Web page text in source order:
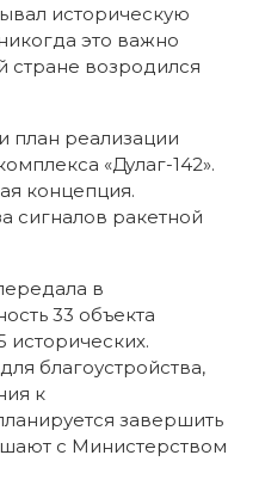
историческую
это важно
стране возродился
план реализации
«Дулаг-142».
концепция.
сигналов ракетной
в
33 объекта
исторических.
благоустройства,
к
завершить
с Министерством